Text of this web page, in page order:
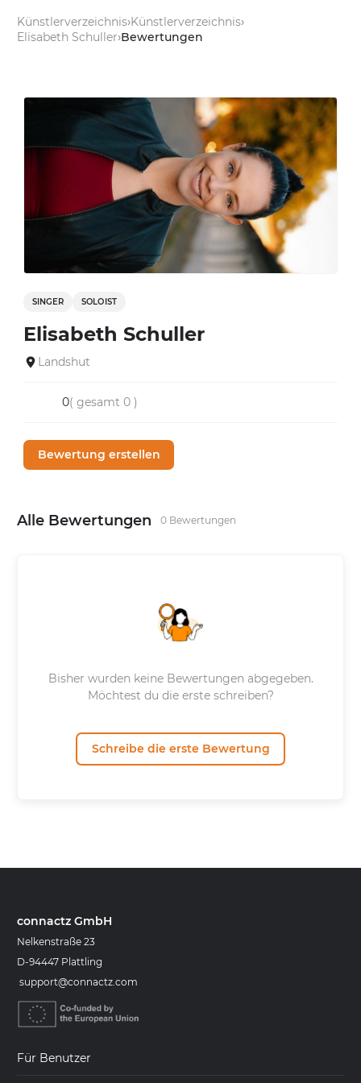
Künstlerverzeichnis Künstlerverzeichnis
Elisabeth Schuller Bewertungen
SINGER SOLOIST
Elisabeth Schuller
Landshut
0( gesamt 0 )
Bewertung erstellen
Alle Bewertungen 0 Bewertungen
Bisher wurden keine Bewertungen abgegeben.
Möchtest du die erste schreiben?
Schreibe die erste Bewertung
connactz GmbH
Nelkenstraße 23
D-94447 Plattling
support@connactz.com
Für Benutzer